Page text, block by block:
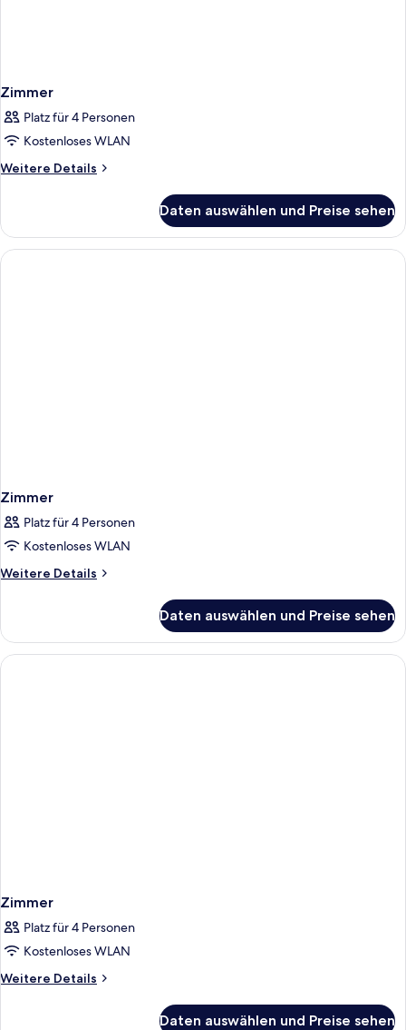
Zimmer
Platz für 4 Personen
Kostenloses WLAN
Weitere Details
Weitere
Daten auswählen und Preise sehen
Zimmer
Platz für 4 Personen
Kostenloses WLAN
Weitere Details
Weitere
Daten auswählen und Preise sehen
Zimmer
Platz für 4 Personen
Kostenloses WLAN
Weitere Details
Weitere
Daten auswählen und Preise sehen